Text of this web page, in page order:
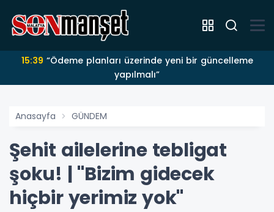
15:39
yapılmalı”
Anasayfa GÜNDEM
Şehit ailelerine tebligat
şoku! | "Bizim gidecek
hiçbir yerimiz yok"